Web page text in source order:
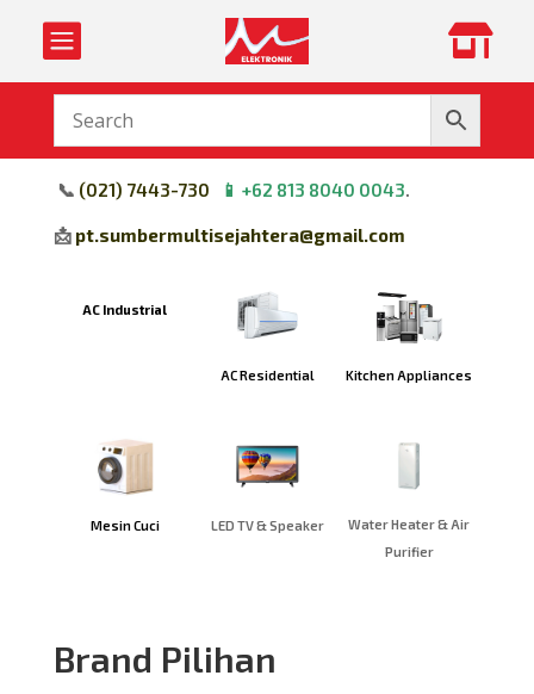
 
📞 (021) 7443-730 📱 +62 813 8040 0043.
📩 pt.sumbermultisejahtera@gmail.com
AC Industrial
AC Residential Kitchen Appliances
Mesin Cuci LED TV & Speaker
Water Heater & Air
Purifier
Brand Pilihan